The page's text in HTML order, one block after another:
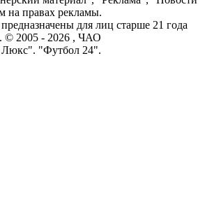
на правах рекламы.
для лиц старше 21 года
© 2005 - 2026 , ЧАО
Люкс". "Футбол 24".